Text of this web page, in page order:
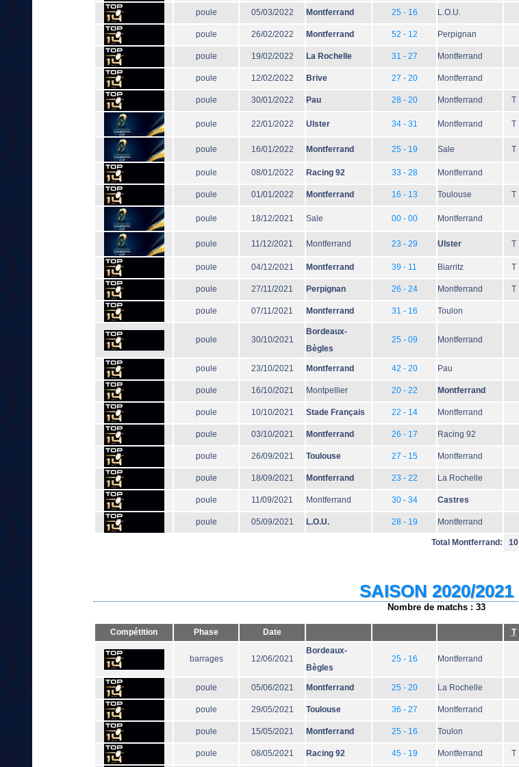
poule 05/03/2022 Montferrand 25 - 16 L.O.U.
poule 26/02/2022 Montferrand 52 - 12 Perpignan
poule 19/02/2022 La Rochelle 31 - 27 Montferrand
poule 12/02/2022 Brive 27 - 20 Montferrand
poule 30/01/2022 Pau 28 - 20 Montferrand T
poule 22/01/2022 Ulster 34 - 31 Montferrand T
poule 16/01/2022 Montferrand 25 - 19 Sale T
poule 08/01/2022 Racing 92 33 - 28 Montferrand
poule 01/01/2022 Montferrand 16 - 13 Toulouse T
poule 18/12/2021 Sale 00 - 00 Montferrand
poule 11/12/2021 Montferrand 23 - 29 Ulster T
poule 04/12/2021 Montferrand 39 - 11 Biarritz T
poule 27/11/2021 Perpignan 26 - 24 Montferrand T
poule 07/11/2021 Montferrand 31 - 16 Toulon
poule 30/10/2021
Bordeaux-
Bègles
25 - 09 Montferrand
poule 23/10/2021 Montferrand 42 - 20 Pau
poule 16/10/2021 Montpellier 20 - 22 Montferrand
poule 10/10/2021 Stade Français 22 - 14 Montferrand
poule 03/10/2021 Montferrand 26 - 17 Racing 92
poule 26/09/2021 Toulouse 27 - 15 Montferrand
poule 18/09/2021 Montferrand 23 - 22 La Rochelle
poule 11/09/2021 Montferrand 30 - 34 Castres
poule 05/09/2021 L.O.U. 28 - 19 Montferrand
Total Montferrand: 10
SAISON 2020/2021
Nombre de matchs : 33
Compétition Phase Date T
barrages 12/06/2021
Bordeaux-
Bègles
25 - 16 Montferrand
poule 05/06/2021 Montferrand 25 - 20 La Rochelle
poule 29/05/2021 Toulouse 36 - 27 Montferrand
poule 15/05/2021 Montferrand 25 - 16 Toulon
poule 08/05/2021 Racing 92 45 - 19 Montferrand T